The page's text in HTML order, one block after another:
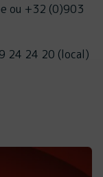
ou +32 (0)903
24 24 20 (local)